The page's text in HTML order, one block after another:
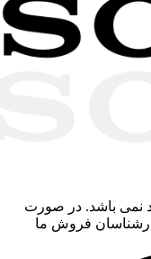
نمی باشد. در صورت
فروش ما